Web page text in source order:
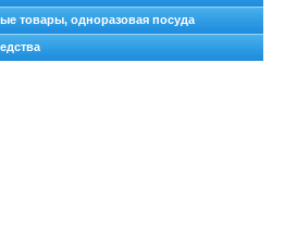
товары, одноразовая посуда